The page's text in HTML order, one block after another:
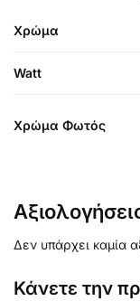
Χρώμα
Watt
Χρώμα Φωτός
Δεν υπάρχει καμία
Κάνετε την